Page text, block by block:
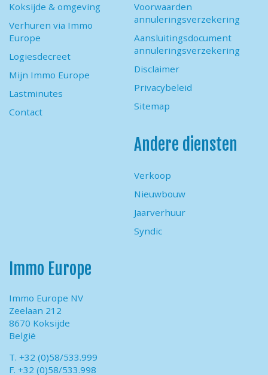
Koksijde & omgeving
Verhuren via Immo
Europe
Logiesdecreet
Mijn Immo Europe
Lastminutes
Contact
Voorwaarden
annuleringsverzekering
Aansluitingsdocument
annuleringsverzekering
Disclaimer
Privacybeleid
Sitemap
Andere diensten
Verkoop
Nieuwbouw
Jaarverhuur
Syndic
Immo Europe
Immo Europe NV
Zeelaan 212
8670 Koksijde
België
T. +32 (0)58/533.999
F. +32 (0)58/533.998